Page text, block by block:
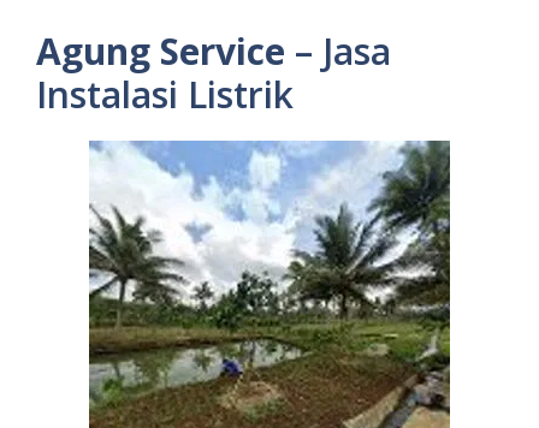
Agung Service – Jasa
Instalasi Listrik